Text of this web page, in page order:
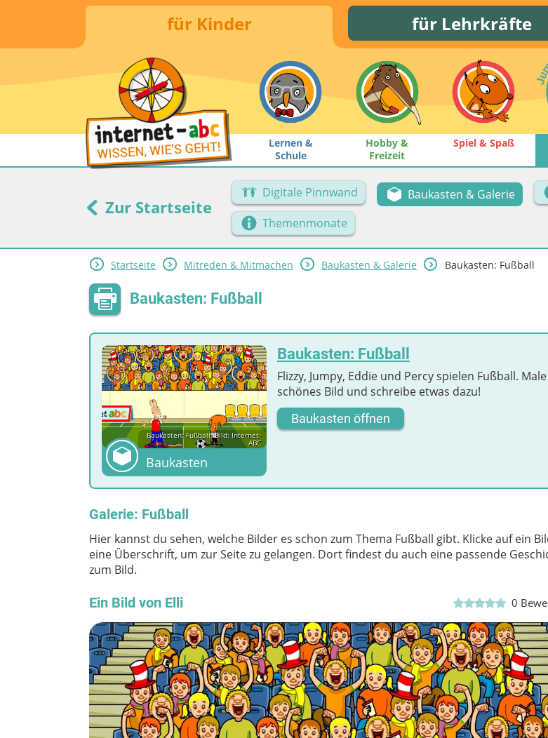
für Kinder für Lehrkräfte
Lernen &
Schule
Hobby &
Freizeit
Spiel & Spaß
Zur Startseite
Digitale Pinnwand Baukasten & Galerie
Themenmonate
Startseite Mitreden & Mitmachen Baukasten & Galerie Baukasten: Fußball
Baukasten: Fußball
Baukasten: Fußball; Bild: Internet-
ABC
Baukasten
Baukasten: Fußball
Flizzy, Jumpy, Eddie und Percy spielen Fußball.
schönes Bild und schreibe etwas dazu!
Baukasten öffnen
Galerie: Fußball
Hier kannst du sehen, welche Bilder es schon zum Thema Fußball gibt. Klicke auf ein
eine Überschrift, um zur Seite zu gelangen. Dort findest du auch eine passende
zum Bild.
Ein Bild von Elli 0